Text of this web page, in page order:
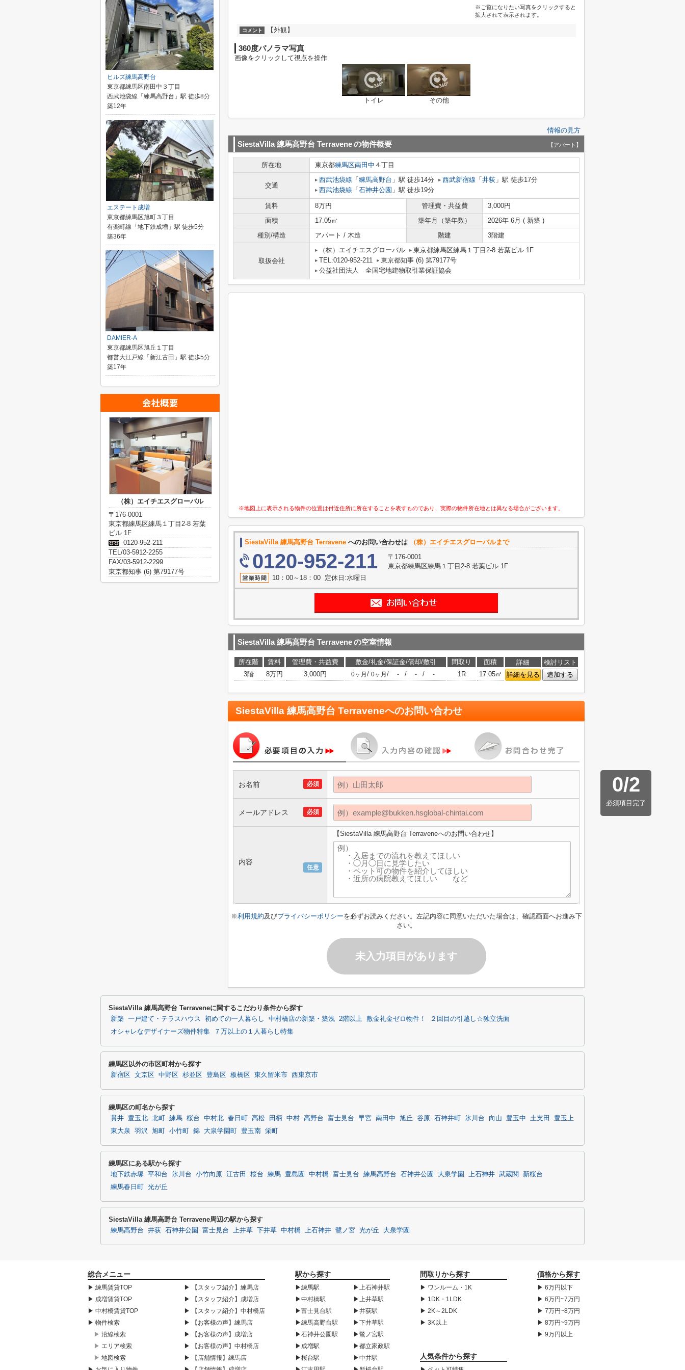
※ご覧になりたい写真をクリックすると
拡大されて表示されます。
コメント 【外観】
360度パノラマ写真
画像をクリックして視点を操作
トイレ その他
情報の見方
SiestaVilla 練馬高野台 Terraveneの物件概要 【アパート】
所在地 東京都練馬区南田中 ４丁目
交通
西武池袋線 「 練馬高野台 」駅 徒歩14分 西武新宿線 「 井荻 」駅 徒歩17分
西武池袋線 「 石神井公園 」駅 徒歩19分
賃料 8万円 管理費・共益費
3,000円
面積
17.05㎡ 築年月（築年数）
2026年 6月 ( 新築 )
種別/構造
アパート / 木造 階建 3階建
取扱会社
（株）エイチエスグローバル
東京都練馬区練馬１丁目2-8 若葉ビル 1F
TEL:0120-952-211
東京都知事 (6) 第79177号
公益社団法人 全国宅地建物取引業保証協会
※地図上に表示される物件の位置は付近住所に所在することを表すものであり、実際の物件所在地とは異なる場合がございます。
SiestaVilla 練馬高野台 Terravene へのお問い合わせは （株）エイチエスグローバルまで
0120-952-211
〒176-0001
東京都練馬区練馬１丁目2-8 若葉ビル 1F
10：00～18：00 定休日:水曜日
SiestaVilla 練馬高野台 Terraveneの空室情報
所在階 賃料 管理費・共益費 敷金/礼金/保証金/償却/敷引 間取り 面積 詳細
検討リスト
3階
8万円 3,000円 0ヶ月 / 0ヶ月 / - / - / - 1R 17.05㎡ 詳細を見る 追加する
SiestaVilla 練馬高野台 Terraveneへのお問い合わせ
0/2
必須項目完了
必須
お名前
必須
メールアドレス
任意
内容
【SiestaVilla 練馬高野台 Terraveneへのお問い合わせ】
※利用規約及びプライバシーポリシーを必ずお読みください。左記内容に同意いただいた場合は、確認画面へお進み下
さい。
未入力項目があります
ヒルズ練馬高野台
東京都練馬区南田中３丁目
西武池袋線「練馬高野台」駅 徒歩8分
築12年
エステート成増
東京都練馬区旭町３丁目
有楽町線「地下鉄成増」駅 徒歩5分
築36年
DAMIER-A
東京都練馬区旭丘１丁目
都営大江戸線「新江古田」駅 徒歩5分
築17年
（株）エイチエスグローバル
〒176-0001
東京都練馬区練馬１丁目2-8 若葉
ビル 1F
0120-952-211
TEL/03-5912-2255
FAX/03-5912-2299
東京都知事 (6) 第79177号
SiestaVilla 練馬高野台 Terraveneに関するこだわり条件から探す
新築 一戸建て・テラスハウス 初めての一人暮らし 中村橋店の新築・築浅 2階以上 敷金礼金ゼロ物件！
２回目の引越し☆独立洗面
オシャレなデザイナーズ物件特集
７万以上の１人暮らし特集
練馬区以外の市区町村から探す
新宿区 文京区 中野区 杉並区 豊島区 板橋区 東久留米市 西東京市
練馬区の町名から探す
貫井 豊玉北 北町 練馬 桜台 中村北 春日町 高松 田柄 中村 高野台 富士見台 早宮 南田中 旭丘 谷原 石神井町 氷川台 向山 豊玉中 土支田
豊玉上
東大泉
羽沢 旭町 小竹町 錦 大泉学園町 豊玉南 栄町
練馬区にある駅から探す
地下鉄赤塚 平和台 氷川台 小竹向原 江古田 桜台 練馬 豊島園 中村橋 富士見台 練馬高野台 石神井公園 大泉学園 上石神井 武蔵関
新桜台
練馬春日町
光が丘
SiestaVilla 練馬高野台 Terravene周辺の駅から探す
練馬高野台 井荻 石神井公園 富士見台 上井草 下井草 中村橋 上石神井 鷺ノ宮 光が丘 大泉学園
総合メニュー
▶ 練馬賃貸TOP
▶ 成増賃貸TOP
▶ 中村橋賃貸TOP
▶ 物件検索
▶ 沿線検索
▶ エリア検索
▶ 地図検索
▶ 【スタッフ紹介】練馬店
▶ 【スタッフ紹介】成増店
▶ 【スタッフ紹介】中村橋店
▶ 【お客様の声】練馬店
▶ 【お客様の声】成増店
▶ 【お客様の声】中村橋店
▶ 【店舗情報】練馬店
駅から探す
▶練馬駅
▶中村橋駅
▶富士見台駅
▶練馬高野台駅
▶石神井公園駅
▶成増駅
▶桜台駅
▶上石神井駅
▶上井草駅
▶井荻駅
▶下井草駅
▶鷺ノ宮駅
▶都立家政駅
▶中井駅
間取りから探す
▶ ワンルーム・1K
▶ 1DK・1LDK
▶ 2K～2LDK
▶ 3K以上
人気条件から探す
価格から探す
▶ 6万円以下
▶ 6万円~7万円
▶ 7万円~8万円
▶ 8万円~9万円
▶ 9万円以上